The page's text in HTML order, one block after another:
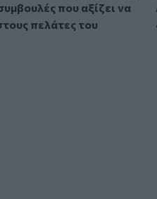
που αξίζει να
πελάτες του